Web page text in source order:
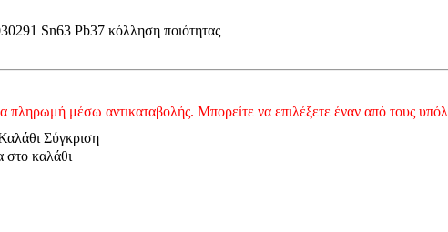
Sn63 Pb37 κόλληση ποιότητας
πληρωμή μέσω αντικαταβολής. Μπορείτε να επιλέξετε έναν από τους
Σύγκριση
στο καλάθι